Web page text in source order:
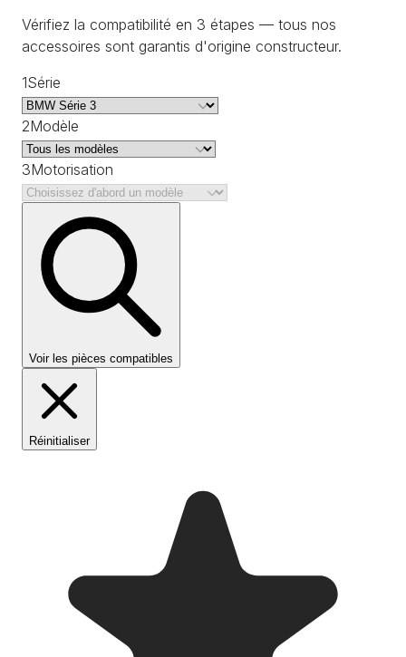
Vérifiez la compatibilité en 3 étapes — tous nos
accessoires sont garantis d'origine constructeur.
1Série
2Modèle
3Motorisation
Voir les pièces compatibles
Réinitialiser